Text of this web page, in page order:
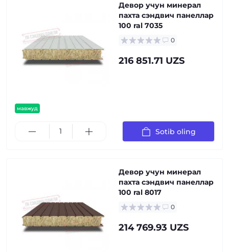
мавжуд
Девор учун минерал
пахта сэндвич панеллар
100 ral 7035
0
216 851.71 UZS
Sotib oling
Девор учун минерал
пахта сэндвич панеллар
100 ral 8017
0
214 769.93 UZS